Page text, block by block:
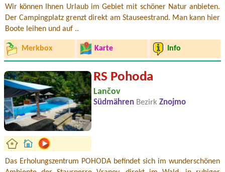
Wir können Ihnen Urlaub im Gebiet mit schöner Natur anbieten.
Der Campingplatz grenzt direkt am Stauseestrand. Man kann hier
Boote leihen und auf ..
Merkbox Karte Info
RS Pohoda
Lančov
Südmähren Bezirk Znojmo
Das Erholungszentrum POHODA befindet sich im wunderschönen